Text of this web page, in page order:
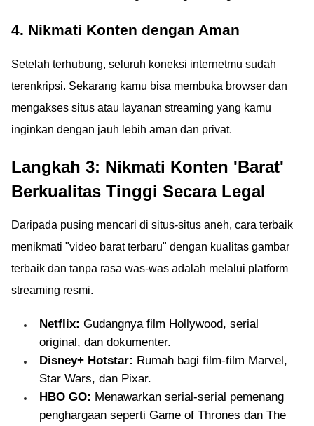
4. Nikmati Konten dengan Aman
Setelah terhubung, seluruh koneksi internetmu sudah
terenkripsi. Sekarang kamu bisa membuka browser dan
mengakses situs atau layanan streaming yang kamu
inginkan dengan jauh lebih aman dan privat.
Langkah 3: Nikmati Konten 'Barat'
Berkualitas Tinggi Secara Legal
Daripada pusing mencari di situs-situs aneh, cara terbaik
menikmati "video barat terbaru" dengan kualitas gambar
terbaik dan tanpa rasa was-was adalah melalui platform
streaming resmi.
Netflix: Gudangnya film Hollywood, serial
original, dan dokumenter.
Disney+ Hotstar: Rumah bagi film-film Marvel,
Star Wars, dan Pixar.
HBO GO: Menawarkan serial-serial pemenang
penghargaan seperti Game of Thrones dan The